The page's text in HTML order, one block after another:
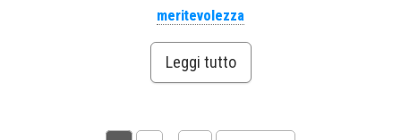
meritevolezza
Leggi tutto